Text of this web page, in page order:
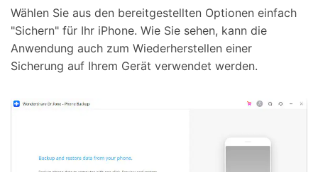
Wählen Sie aus den bereitgestellten Optionen einfach
"Sichern" für Ihr iPhone. Wie Sie sehen, kann die
Anwendung auch zum Wiederherstellen einer
Sicherung auf Ihrem Gerät verwendet werden.